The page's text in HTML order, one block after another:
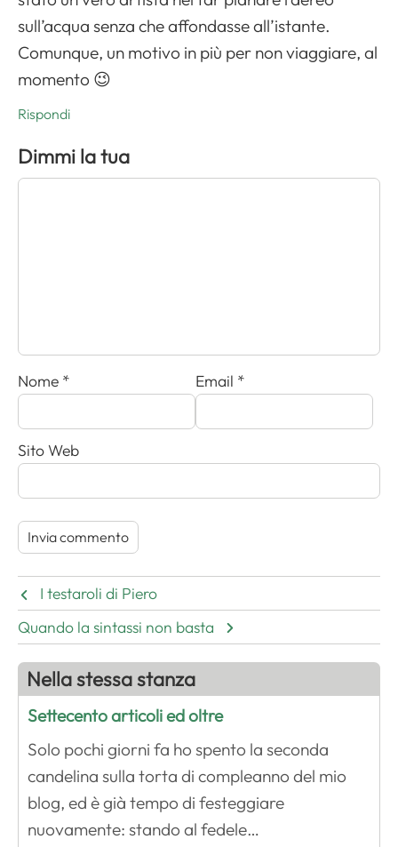
sull’acqua senza che affondasse all’istante.
Comunque, un motivo in più per non viaggiare, al
momento 😉
Rispondi
Dimmi la tua
Nome * Email *
Sito Web
I testaroli di Piero
Quando la sintassi non basta
Nella stessa stanza
Settecento articoli ed oltre
Solo pochi giorni fa ho spento la seconda
candelina sulla torta di compleanno del mio
blog, ed è già tempo di festeggiare
nuovamente: stando al fedele…